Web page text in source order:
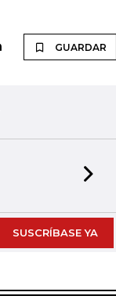
GUARDAR
SUSCRÍBASE YA